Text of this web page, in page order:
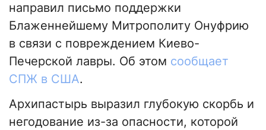
направил письмо поддержки
Блаженнейшему Митрополиту Онуфрию
в связи с повреждением Киево-
Печерской лавры. Об этом сообщает
СПЖ в США.
Архипастырь выразил глубокую скорбь и
негодование из-за опасности, которой